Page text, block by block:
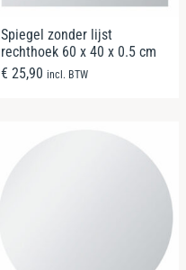
Spiegel zonder lijst
rechthoek 60 x 40 x 0.5 cm
€ 25,90 incl. BTW